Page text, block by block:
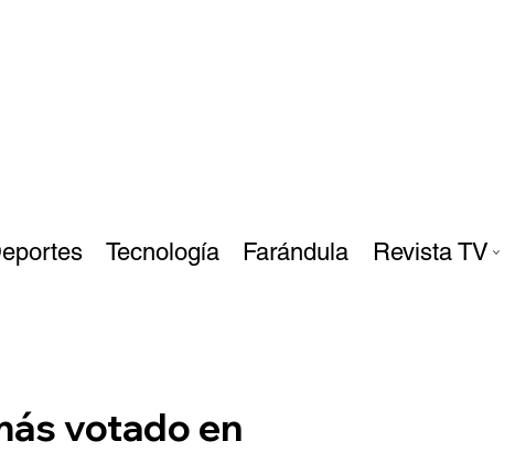
Tecnología Farándula Revista TV
votado en